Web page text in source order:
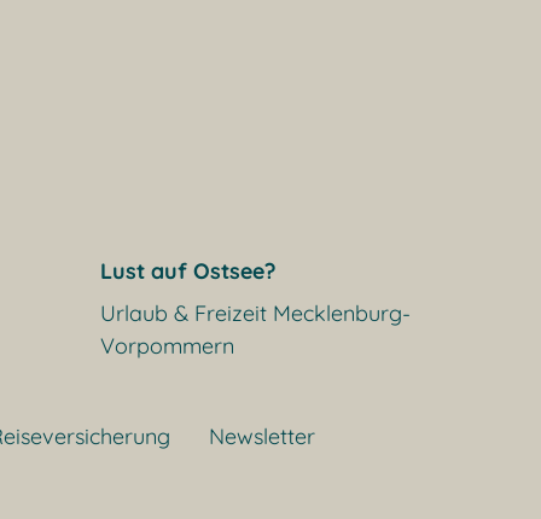
Lust auf Ostsee?
Urlaub & Freizeit Mecklenburg-
Vorpommern
Newsletter